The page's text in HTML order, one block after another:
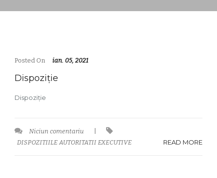
Posted On ian. 05, 2021
Dispoziție
Dispoziție
Niciun comentariu
DISPOZITIILE AUTORITATII EXECUTIVE
READ MORE